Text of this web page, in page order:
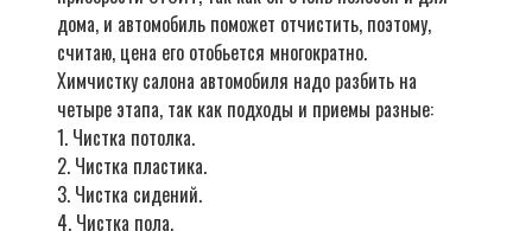
дома, и автомобиль поможет отчистить, поэтому,
считаю, цена его отобьется многократно.
Химчистку салона автомобиля надо разбить на
четыре этапа, так как подходы и приемы разные:
1. Чистка потолка.
2. Чистка пластика.
3. Чистка сидений.
4. Чистка пола.